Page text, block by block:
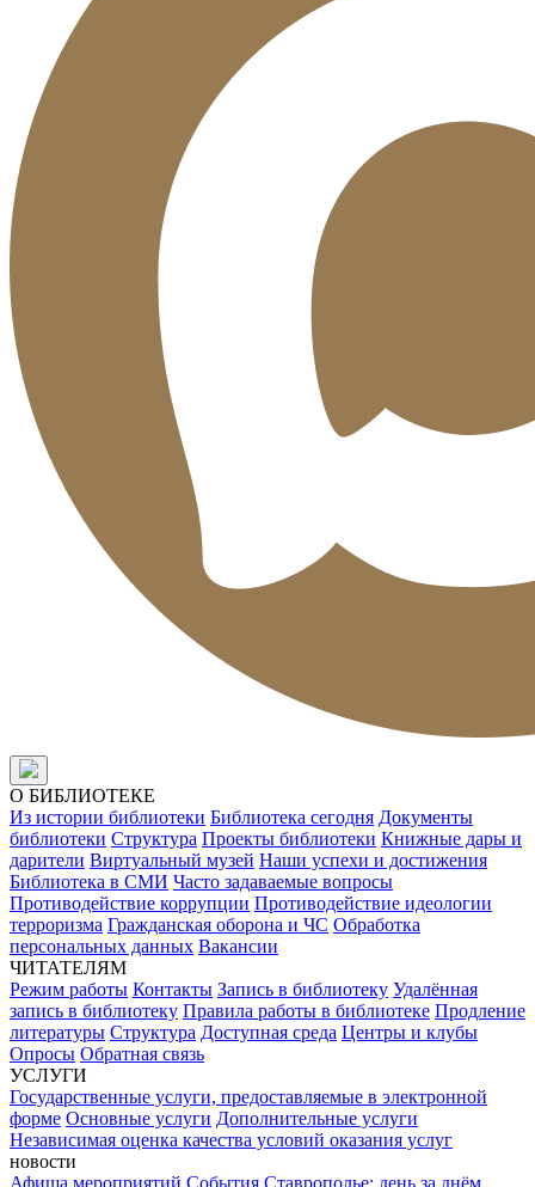
О БИБЛИОТЕКЕ
Из истории библиотеки Библиотека сегодня Документы
библиотеки Структура Проекты библиотеки Книжные дары и
дарители Виртуальный музей Наши успехи и достижения
Библиотека в СМИ Часто задаваемые вопросы
Противодействие коррупции Противодействие идеологии
терроризма Гражданская оборона и ЧС Обработка
персональных данных Вакансии
ЧИТАТЕЛЯМ
Режим работы Контакты Запись в библиотеку Удалённая
запись в библиотеку Правила работы в библиотеке Продление
литературы Структура Доступная среда Центры и клубы
Опросы Обратная связь
УСЛУГИ
Государственные услуги, предоставляемые в электронной
форме Основные услуги Дополнительные услуги
Независимая оценка качества условий оказания услуг
новости
Афиша мероприятий События Ставрополье: день за днём